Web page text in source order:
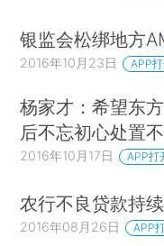
银监会松绑地方
2016年10月23日 APP
杨家才：希望东
后不忘初心处置
2016年10月17日 APP打
农行不良贷款持
2016年08月26日 APP